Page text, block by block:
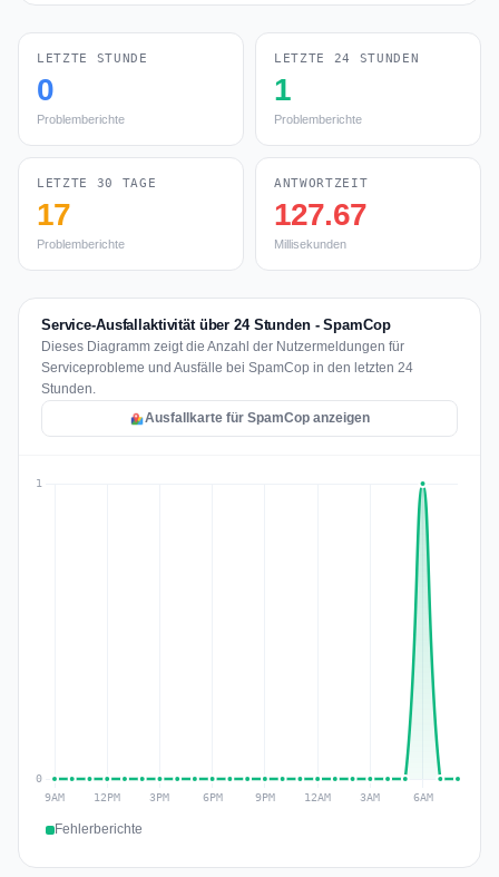
LETZTE STUNDE
0
Problemberichte
LETZTE 24 STUNDEN
1
Problemberichte
LETZTE 30 TAGE
17
Problemberichte
ANTWORTZEIT
127.67
Millisekunden
Service-Ausfallaktivität über 24 Stunden - SpamCop
Dieses Diagramm zeigt die Anzahl der Nutzermeldungen für
Serviceprobleme und Ausfälle bei SpamCop in den letzten 24
Stunden.
Ausfallkarte für SpamCop anzeigen
Fehlerberichte